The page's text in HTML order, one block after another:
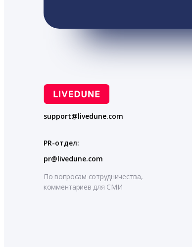
support@livedune.com
PR-отдел:
pr@livedune.com
По вопросам сотрудничества,
комментариев для СМИ